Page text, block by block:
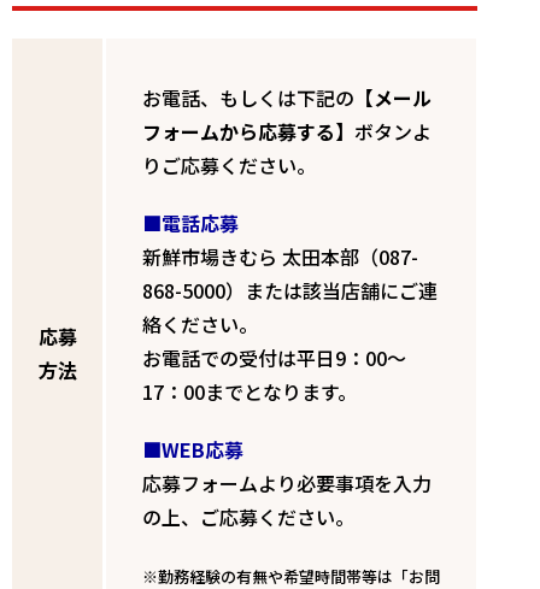
応募
方法
お電話、もしくは下記の 【メール
フォームから応募する】 ボタンよ
りご応募ください。
■電話応募
新鮮市場きむら 太田本部（087-
868-5000）または該当店舗にご連
絡ください。
お電話での受付は平日9：00～
17：00までとなります。
■WEB応募
応募フォームより必要事項を入力
の上、ご応募ください。
※勤務経験の有無や希望時間帯等は「お問